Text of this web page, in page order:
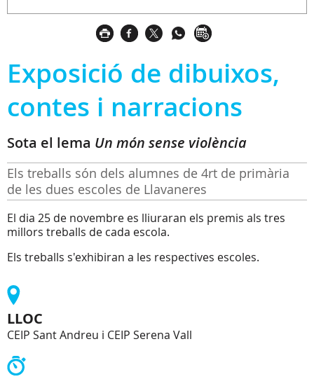
Exposició de dibuixos,
contes i narracions
Sota el lema Un món sense violència
Els treballs són dels alumnes de 4rt de primària
de les dues escoles de Llavaneres
El dia 25 de novembre es lliuraran els premis als tres
millors treballs de cada escola.
Els treballs s'exhibiran a les respectives escoles.
LLOC
CEIP Sant Andreu i CEIP Serena Vall